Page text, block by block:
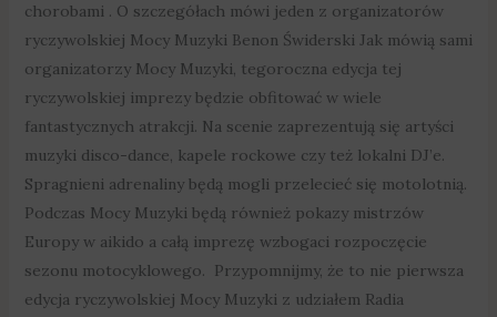
chorobami . O szczegółach mówi jeden z organizatorów
ryczywolskiej Mocy Muzyki Benon Świderski Jak mówią sami
organizatorzy Mocy Muzyki, tegoroczna edycja tej
ryczywolskiej imprezy będzie obfitować w wiele
fantastycznych atrakcji. Na scenie zaprezentują się artyści
muzyki disco-dance, kapele rockowe czy też lokalni DJ’e.
Spragnieni adrenaliny będą mogli przelecieć się motolotnią.
Podczas Mocy Muzyki będą również pokazy mistrzów
Europy w aikido a całą imprezę wzbogaci rozpoczęcie
sezonu motocyklowego. Przypomnijmy, że to nie pierwsza
edycja ryczywolskiej Mocy Muzyki z udziałem Radia